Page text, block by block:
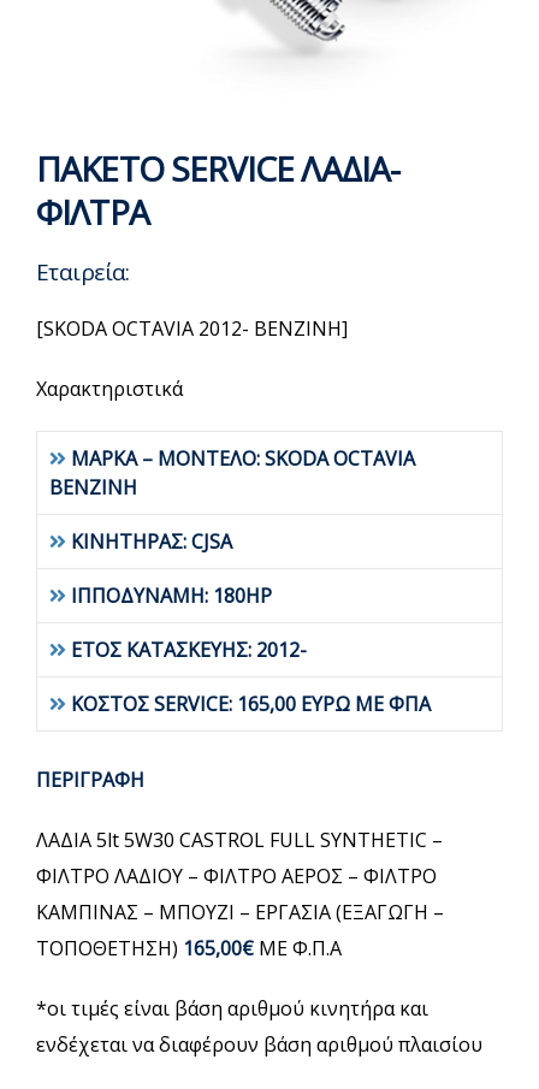
ΠΑΚΕΤΟ SERVICE ΛΑΔΙΑ-
ΦΙΛΤΡΑ
Εταιρεία:
[SKODA OCTAVIA 2012- BENZINH]
Χαρακτηριστικά
ΜΑΡΚΑ – ΜΟΝΤΕΛΟ: SKODA OCTAVIA
BENZINH
ΚΙΝΗΤΗΡΑΣ: CJSA
ΙΠΠΟΔΥΝΑΜΗ: 180HP
ΕΤΟΣ ΚΑΤΑΣΚΕΥΗΣ: 2012-
ΚΟΣΤΟΣ SERVICE: 165,00 ΕΥΡΩ ΜΕ ΦΠΑ
ΠΕΡΙΓΡΑΦΗ
ΛΑΔΙΑ 5lt 5W30 CASTROL FULL SYNTHETIC –
ΦΙΛΤΡΟ ΛΑΔΙΟΥ – ΦΙΛΤΡΟ ΑΕΡΟΣ – ΦΙΛΤΡΟ
ΚΑΜΠΙΝΑΣ – ΜΠΟΥΖΙ – ΕΡΓΑΣΙΑ (ΕΞΑΓΩΓΗ –
ΤΟΠΟΘΕΤΗΣΗ) 165,00€ ΜΕ Φ.Π.Α
*οι τιμές είναι βάση αριθμού κινητήρα και
ενδέχεται να διαφέρουν βάση αριθμού πλαισίου